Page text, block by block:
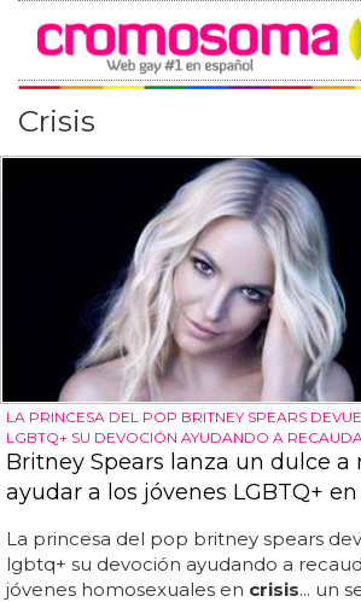
Crisis
LA PRINCESA DEL POP BRITNEY SPEARS
LGBTQ+ SU DEVOCIÓN AYUDANDO A
Britney Spears lanza un dulce a
ayudar a los jóvenes LGBTQ+
La princesa del pop britney spears
lgbtq+ su devoción ayudando a
jóvenes homosexuales en crisis... un